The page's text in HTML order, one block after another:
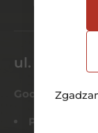
ul.
Godziny
Pn-Czw: